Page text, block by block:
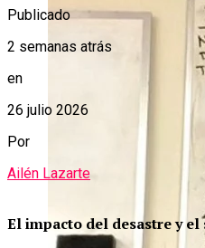
Publicado
2 semanas atrás
en
26 julio 2026
Por
Ailén Lazarte
El impacto del desastre y